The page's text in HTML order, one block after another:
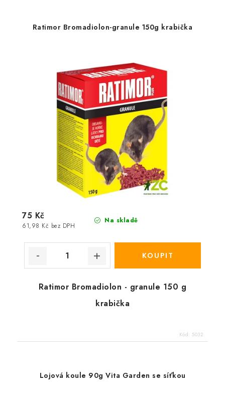
Ratimor Bromadiolon-granule 150g krabička
Na skladě
61,98 Kč bez DPH
75 Kč
Ratimor Bromadiolon - granule 150 g
krabička
Kód: 5032
Lojová koule 90g Vita Garden se síťkou